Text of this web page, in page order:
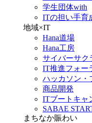
学生団体with
ITの担い手育
地域×IT
Hana道場
Hana工房
サイバーサク
IT推進フォー
ハッカソン・
商品開発
ITブートキャ
SABAE
まちなか賑わい